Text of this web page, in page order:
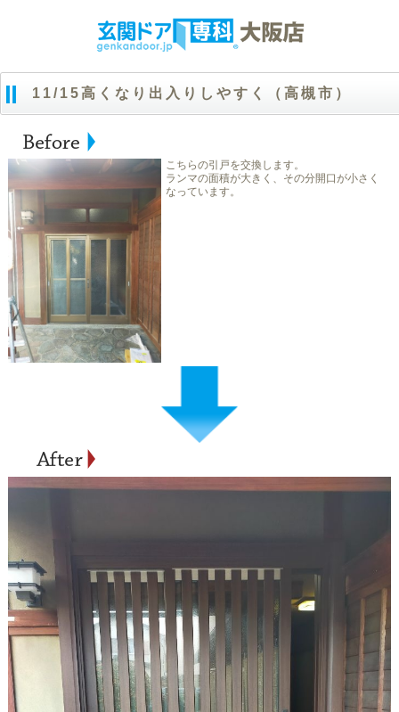
11/15高くなり出入りしやすく（高槻市）
こちらの引戸を交換します。
ランマの面積が大きく、その分開口が小さく
なっています。